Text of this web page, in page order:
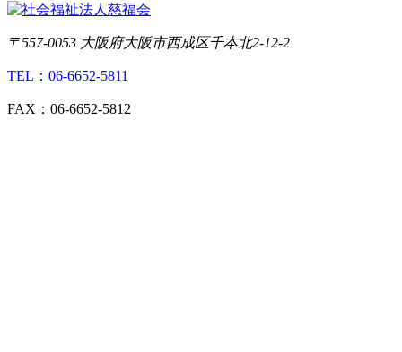
〒557-0053 大阪府大阪市西成区千本北2-12-2
TEL：06-6652-5811
FAX：06-6652-5812